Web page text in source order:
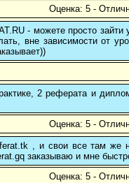
Оценка: 5 -
- можете просто зайти
вне зависимости от
2 реферата и
Оценка: 5 -
, и свои все там же
заказываю и мне
Оценка: 5 -